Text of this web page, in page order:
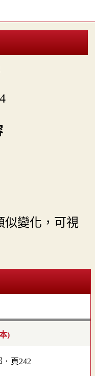
似變化，可視
)